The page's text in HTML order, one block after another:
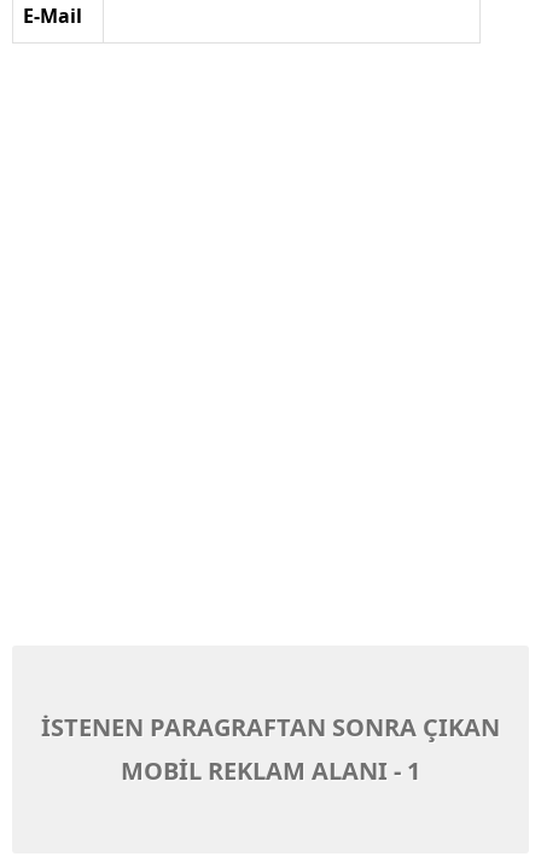
E-Mail
İSTENEN PARAGRAFTAN SONRA ÇIKAN
MOBİL REKLAM ALANI - 1